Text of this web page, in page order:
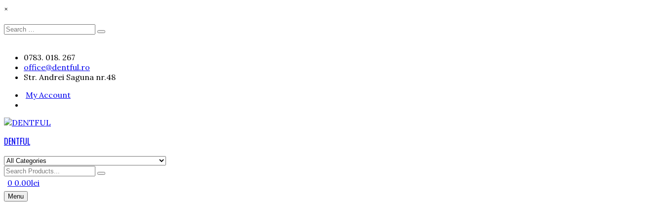
×
Search
Search
Skip
content
0783. 018. 267
office@dentful.ro
Str. Andrei Saguna nr.48
My Account
DENTFUL
Search
for
0 0.00lei
Menu